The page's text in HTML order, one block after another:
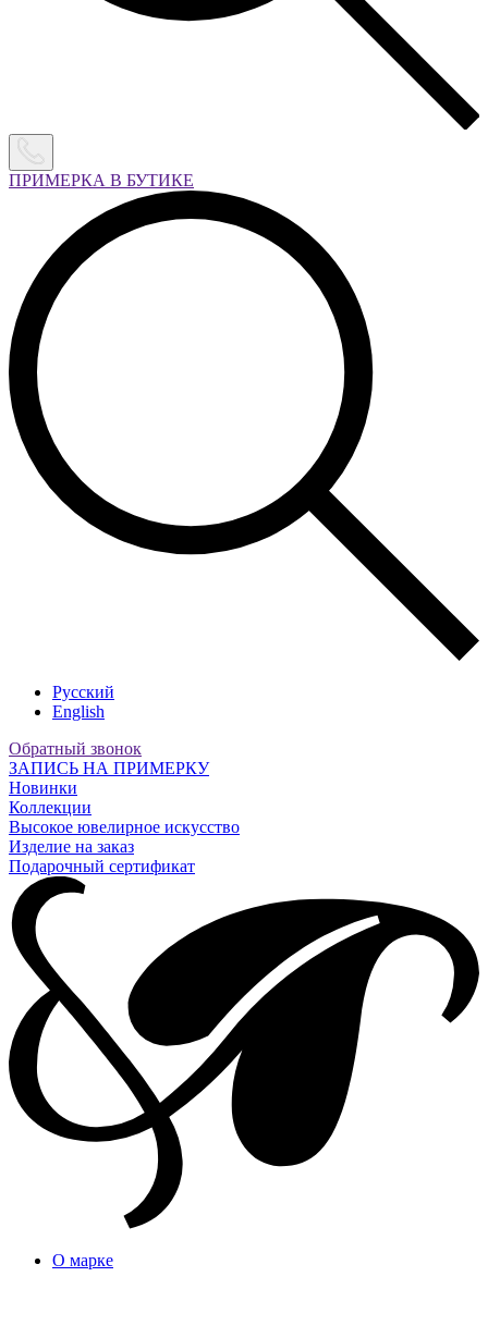
ПРИМЕРКА В БУТИКЕ
Русский
English
Обратный звонок
ЗАПИСЬ НА ПРИМЕРКУ
Новинки
Коллекции
Высокое ювелирное искусство
Изделие на заказ
Подарочный сертификат
О марке